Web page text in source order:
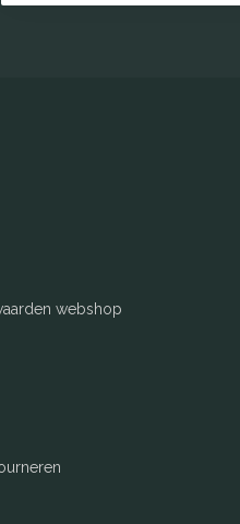
webshop